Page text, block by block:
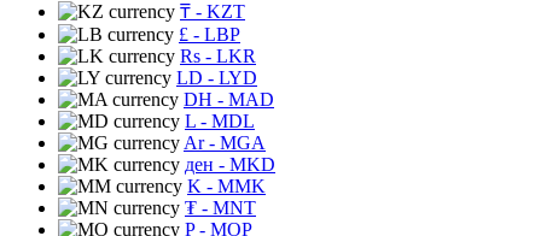
₸ - KZT
£ - LBP
Rs - LKR
LD - LYD
DH - MAD
L - MDL
Ar- MGA
ден - MKD
K - MMK
₮ - MNT
P- MOP